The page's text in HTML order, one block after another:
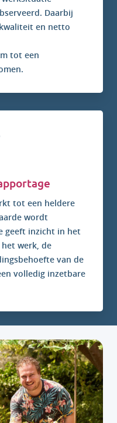
Daarbij
en netto
tot een
tot een heldere
wordt
geeft inzicht in het
werk, de
van de
volledig inzetbare